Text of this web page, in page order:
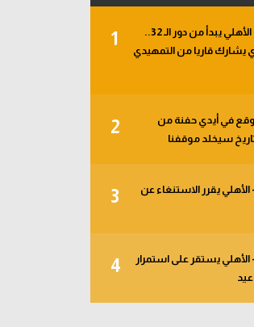
1
خبر في الجول - الأهلي يبدأ من دور الـ 32..
يشارك قاريا من التمهيدي
2
وقع في أيدي حفنة من
سيخلد موقفنا
3
يقرر الاستنغاء عن
4
الأهلي يستقر على استمرار